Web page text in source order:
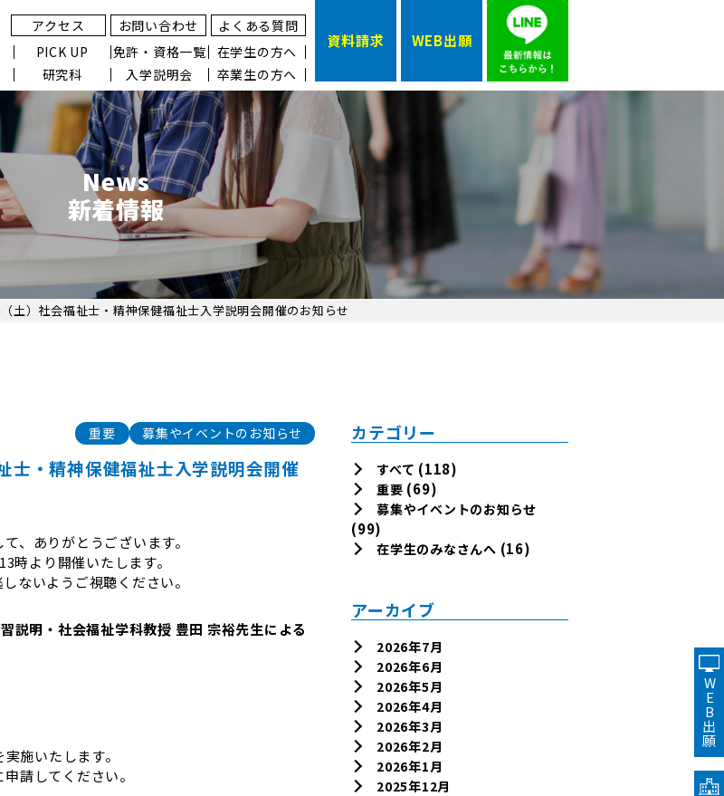
アクセス お問い合わせ
よくある質問
PICK UP 免許・資格一覧
在学生の方へ
研究科 入学説明会 卒業生の方へ
資料請求 WEB出願
News
新着情報
土）社会福祉士・精神保健福祉士入学説明会開催のお知らせ
重要 募集やイベントのお知らせ
士・精神保健福祉士入学説明会開催
、ありがとうございます。
時より開催いたします。
ないようご視聴ください。
説明・社会福祉学科教授 豊田 宗裕先生による
施いたします。
請してください。
カテゴリー
すべて (118)
重要 (69)
募集やイベントのお知らせ
(99)
在学生のみなさんへ (16)
アーカイブ
2026年7月
2026年6月
2026年5月
2026年4月
2026年3月
2026年2月
2026年1月
2025年12月
WEB出願